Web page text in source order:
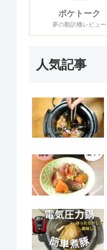
ポケトーク
夢の翻訳機レビュー
人気記事